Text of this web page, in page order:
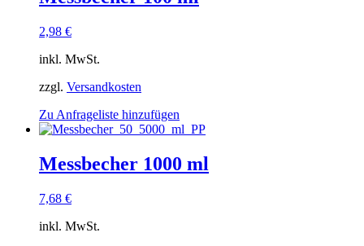
2,98 €
inkl. MwSt.
zzgl. Versandkosten
Zu Anfrageliste hinzufügen
Messbecher 1000 ml
7,68 €
inkl. MwSt.